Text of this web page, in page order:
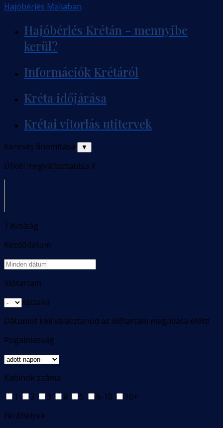
Hajóbérlés Maliaban
Hajóbérlés Krétán - mennyibe
kerül?
Információk Krétáról
Kréta időjárása
Krétai vitorlás utitervek
Keresés finomítása ▼
Úticél megváltoztatása X
Távolság
Kezdődátum
Időtartam
éjszaka
Dátumot kell választanod az időtartam megadása előtt!
Rugalmasság
Kabinok száma
1
2 3 4 5 6-10
10+
Férőhelyek